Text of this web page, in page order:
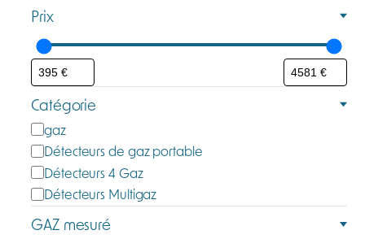
Prix
Catégorie
C
a
t
é
g
o
gaz
Détecteurs de gaz portable
Détecteurs 4 Gaz
Détecteurs Multigaz
GAZ mesuré